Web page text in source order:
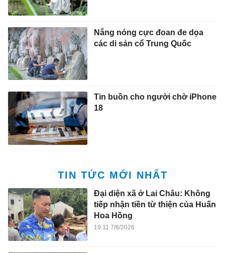
Nắng nóng cực đoan đe dọa
các di sản cổ Trung Quốc
Tin buồn cho người chờ iPhone
18
TIN TỨC MỚI NHẤT
Đại diện xã ở Lai Châu: Không
tiếp nhận tiền từ thiện của Huấn
Hoa Hồng
19:11 7/8/2026